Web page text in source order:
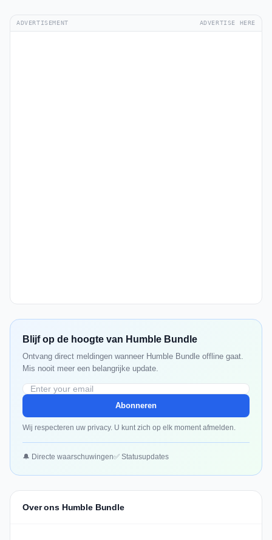
ADVERTISEMENT ADVERTISE HERE
Blijf op de hoogte van Humble Bundle
Ontvang direct meldingen wanneer Humble Bundle offline gaat.
Mis nooit meer een belangrijke update.
Abonneren
Wij respecteren uw privacy. U kunt zich op elk moment afmelden.
🔔 Directe waarschuwingen✅ Statusupdates
Over ons Humble Bundle